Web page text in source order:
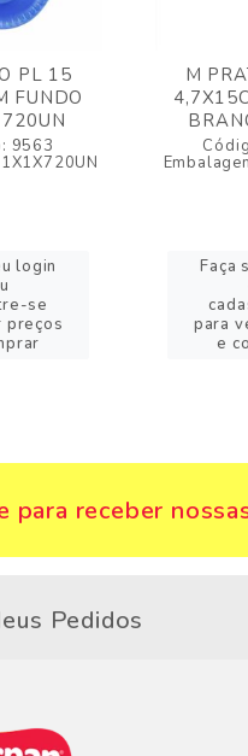
PL 15
FUNDO
9563
login
se
preços
M
Faça
para
e
para receber
Pedidos